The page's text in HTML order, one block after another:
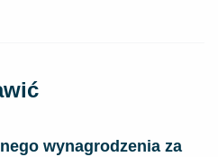
wynagrodzenia za